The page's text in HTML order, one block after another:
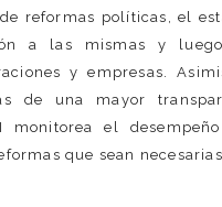
reformas políticas, el
a las mismas y
y empresas.
de una mayor
el
que sean